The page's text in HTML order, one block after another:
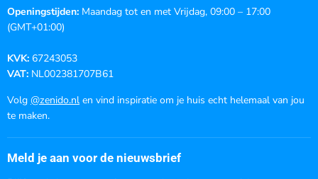
Openingstijden: Maandag tot en met Vrijdag, 09:00 – 17:00
(GMT+01:00)
KVK: 67243053
VAT: NL002381707B61
Volg @zenido.nl en vind inspiratie om je huis echt helemaal van jou
te maken.
Meld je aan voor de nieuwsbrief